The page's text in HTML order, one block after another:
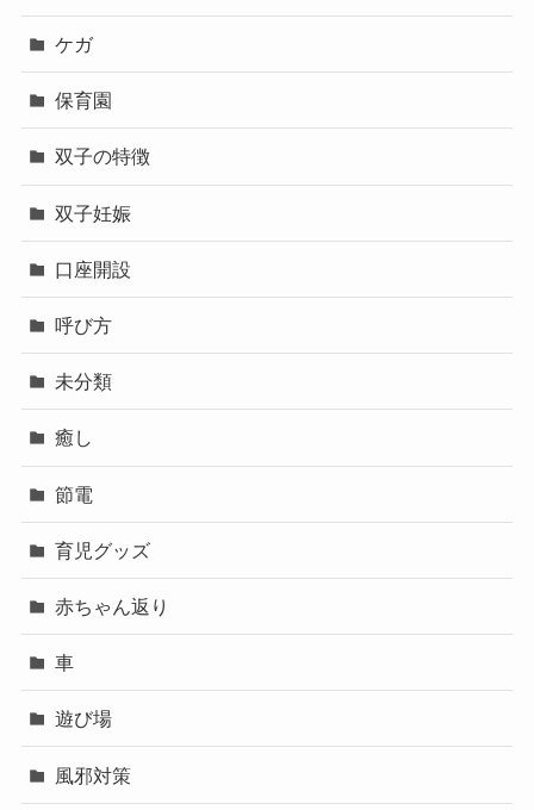
ケガ
保育園
双子の特徴
双子妊娠
口座開設
呼び方
未分類
癒し
節電
育児グッズ
赤ちゃん返り
車
遊び場
風邪対策